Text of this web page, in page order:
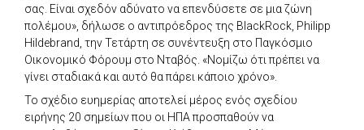
σας. Είναι σχεδόν αδύνατο να επενδύσετε σε μια ζώνη
πολέμου», δήλωσε ο αντιπρόεδρος της BlackRock, Philipp
Hildebrand, την Τετάρτη σε συνέντευξη στο Παγκόσμιο
Οικονομικό Φόρουμ στο Νταβός. «Νομίζω ότι πρέπει να
γίνει σταδιακά και αυτό θα πάρει κάποιο χρόνο».
Το σχέδιο ευημερίας αποτελεί μέρος ενός σχεδίου
ειρήνης 20 σημείων που οι ΗΠΑ προσπαθούν να